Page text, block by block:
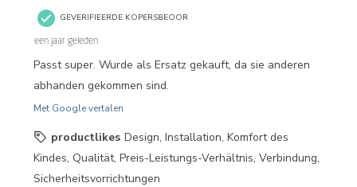
GEVERIFIEERDE KOPERSBEOOR
een jaar geleden
Passt super. Wurde als Ersatz gekauft, da sie anderen
abhanden gekommen sind.
Met Google vertalen
productlikes Design, Installation, Komfort des
Kindes, Qualität, Preis-Leistungs-Verhältnis, Verbindung,
Sicherheitsvorrichtungen